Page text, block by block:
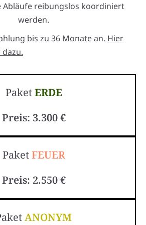
Abläufe reibungslos koordiniert
werden.
bis zu 36 Monate an. Hier
PaketERDE
Preis: 3.300 €
PaketFEUER
Preis: 2.550 €
ANONYM